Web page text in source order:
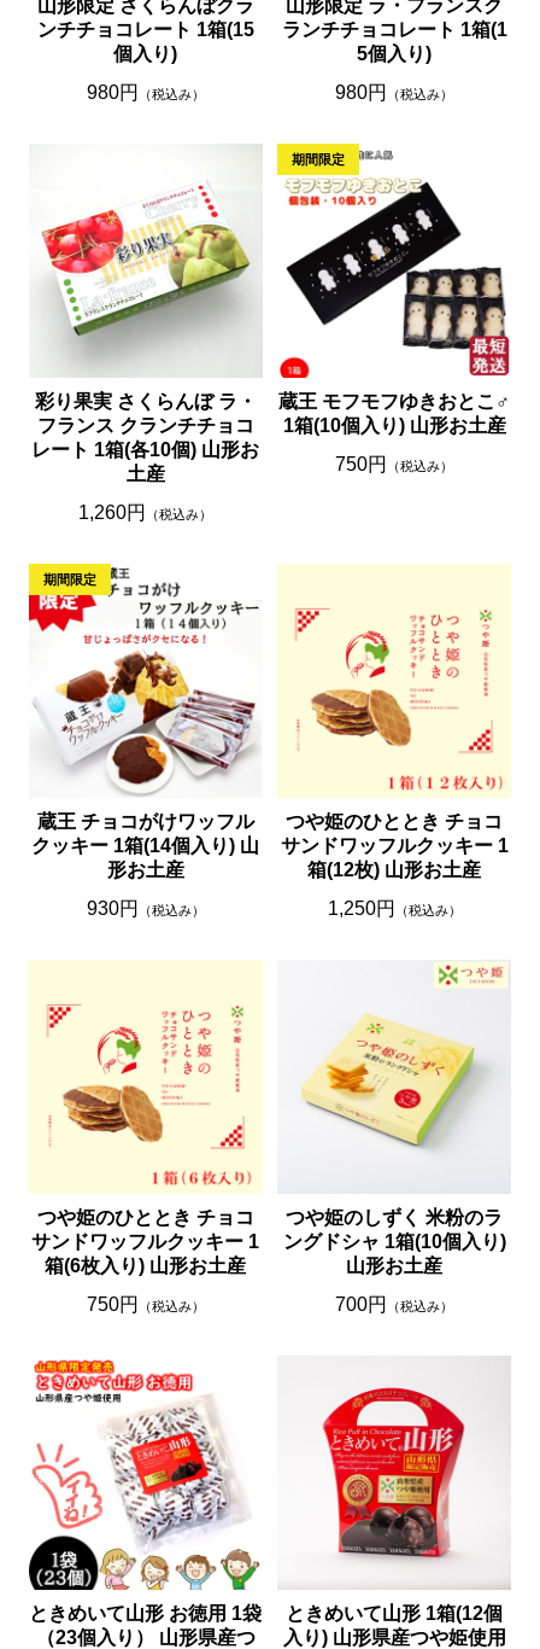
山形限定 さくらんぼクラ
ンチチョコレート 1箱(15
個入り)
980円
（税込み）
山形限定 ラ・フランスク
ランチチョコレート 1箱(1
5個入り)
980円
（税込み）
彩り果実 さくらんぼ ラ・
フランス クランチチョコ
レート 1箱(各10個) 山形お
土産
1,260円
（税込み）
蔵王 モフモフゆきおとこ♂
1箱(10個入り) 山形お土産
750円
（税込み）
蔵王 チョコがけワッフル
クッキー 1箱(14個入り) 山
形お土産
930円
（税込み）
つや姫のひととき チョコ
サンドワッフルクッキー 1
箱(12枚) 山形お土産
1,250円
（税込み）
つや姫のひととき チョコ
サンドワッフルクッキー 1
箱(6枚入り) 山形お土産
750円
（税込み）
つや姫のしずく 米粉のラ
ングドシャ 1箱(10個入り)
山形お土産
700円
（税込み）
ときめいて山形 お徳用 1袋
（23個入り） 山形県産つ
ときめいて山形 1箱(12個
入り) 山形県産つや姫使用